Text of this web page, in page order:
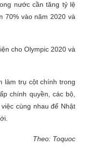
nước cần tăng tỷ lệ
70% vào năm 2020 và
cho Olympic 2020 và
làm trụ cột chính trong
chính quyền, các bộ,
cùng nhau để Nhật
Theo: Toquoc